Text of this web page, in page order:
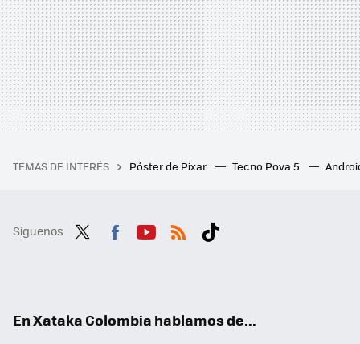
TEMAS DE INTERÉS Póster de Pixar Tecno Pova 5
Síguenos
En Xataka Colombia hablamos de...